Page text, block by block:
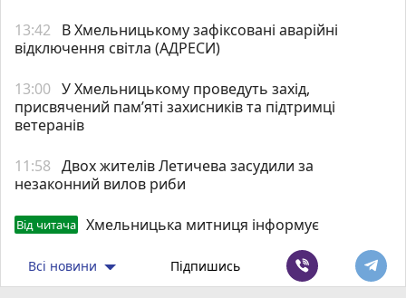
13:42
В Хмельницькому зафіксовані аварійні
відключення світла (АДРЕСИ)
13:00 У Хмельницькому проведуть захід,
присвячений пам’яті захисників та підтримці
ветеранів
11:58 Двох жителів Летичева засудили за
незаконний вилов риби
Від читача Хмельницька митниця інформує
Всі новини Підпишись